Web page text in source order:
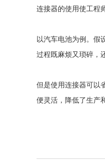
连接器的使用使工程
以汽车电池为例。假
过程既麻烦又琐碎，
但是使用连接器可以
便灵活，降低了生产